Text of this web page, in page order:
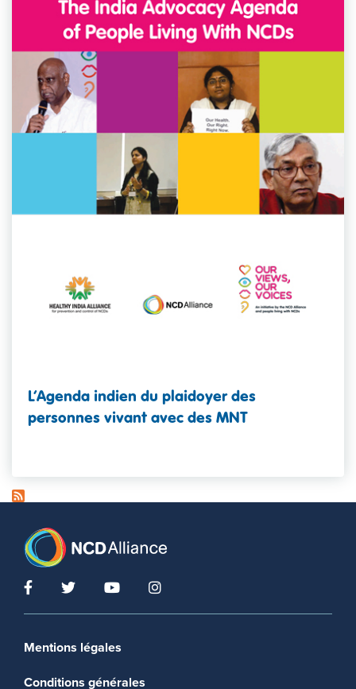
L’Agenda indien du plaidoyer des
personnes vivant avec des MNT
Footer menu
Mentions légales
Conditions générales